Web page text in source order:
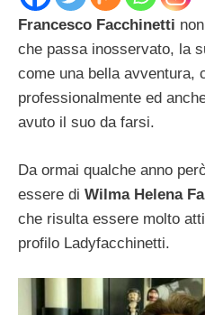
Francesco Facchinetti
che passa inosservato, la
come una bella avventura,
professionalmente ed
avuto il suo da farsi.
Da ormai qualche anno
essere di Wilma Helena
che risulta essere molto
profilo Ladyfacchinetti.